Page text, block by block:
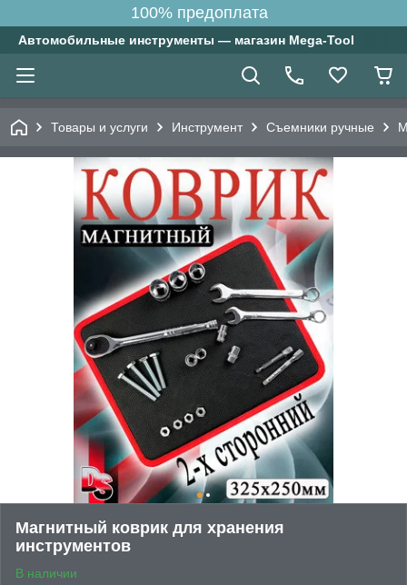
100% предоплата
Автомобильные инструменты — магазин Mega-Tool
Товары и услуги Инструмент Съемники ручные
Магнитный коврик для хранения
инструментов
В наличии